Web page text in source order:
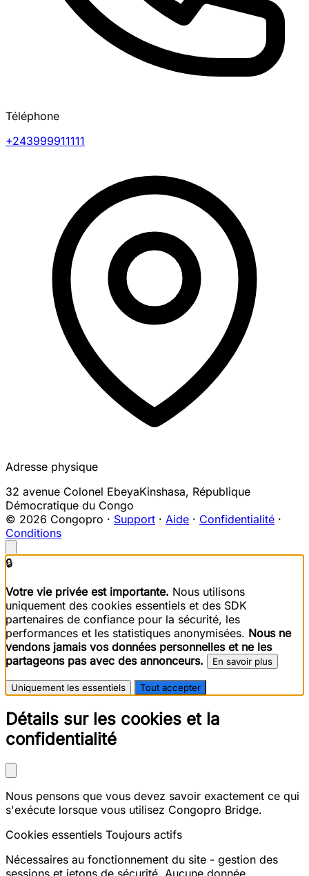
Téléphone
+243999911111
Adresse physique
32 avenue Colonel EbeyaKinshasa, République
Démocratique du Congo
© 2026 Congopro · Support · Aide · Confidentialité ·
Conditions
🔒
Votre vie privée est importante. Nous utilisons
uniquement des cookies essentiels et des SDK
partenaires de confiance pour la sécurité, les
performances et les statistiques anonymisées. Nous ne
vendons jamais vos données personnelles et ne les
partageons pas avec des annonceurs.
En savoir plus
Uniquement les essentiels Tout accepter
Détails sur les cookies et la
confidentialité
Nous pensons que vous devez savoir exactement ce qui
s'exécute lorsque vous utilisez Congopro Bridge.
Cookies essentiels Toujours actifs
Nécessaires au fonctionnement du site - gestion des
sessions et jetons de sécurité. Aucune donnée